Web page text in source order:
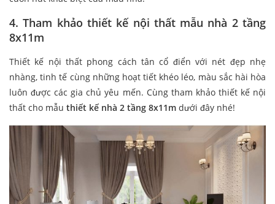
4. Tham khảo thiết kế nội thất mẫu nhà 2 tầng
8x11m
Thiết kế nội thất phong cách tân cổ điển với nét đẹp nhẹ
nhàng, tinh tế cùng những hoạt tiết khéo léo, màu sắc hài hòa
luôn được các gia chủ yêu mến. Cùng tham khảo thiết kế nội
thất cho mẫu thiết kế nhà 2 tầng 8x11m dưới đây nhé!